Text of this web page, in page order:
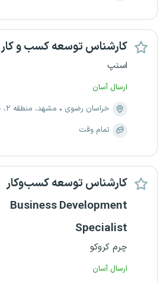
کارشناس توسعه کسب و کار
اسنپ
ارسال آسان
خراسان رضوی
مشهد، منطقه ۲، جانباز
تمام وقت
کارشناس توسعه کسب‌وکار
Business Development
Specialist
چرم کروکو
ارسال آسان